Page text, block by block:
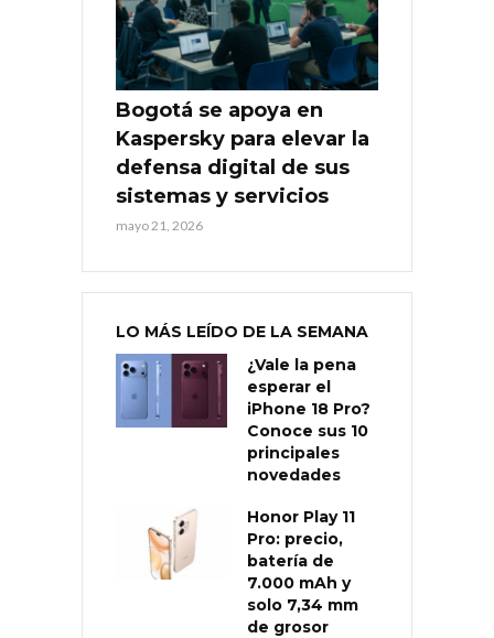
Bogotá se apoya en
Kaspersky para elevar la
defensa digital de sus
sistemas y servicios
mayo 21, 2026
LO MÁS LEÍDO DE LA SEMANA
¿Vale la pena
esperar el
iPhone 18 Pro?
Conoce sus 10
principales
novedades
Honor Play 11
Pro: precio,
batería de
7.000 mAh y
solo 7,34 mm
de grosor